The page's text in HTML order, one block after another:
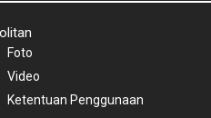
Foto
Video
Ketentuan Penggunaan